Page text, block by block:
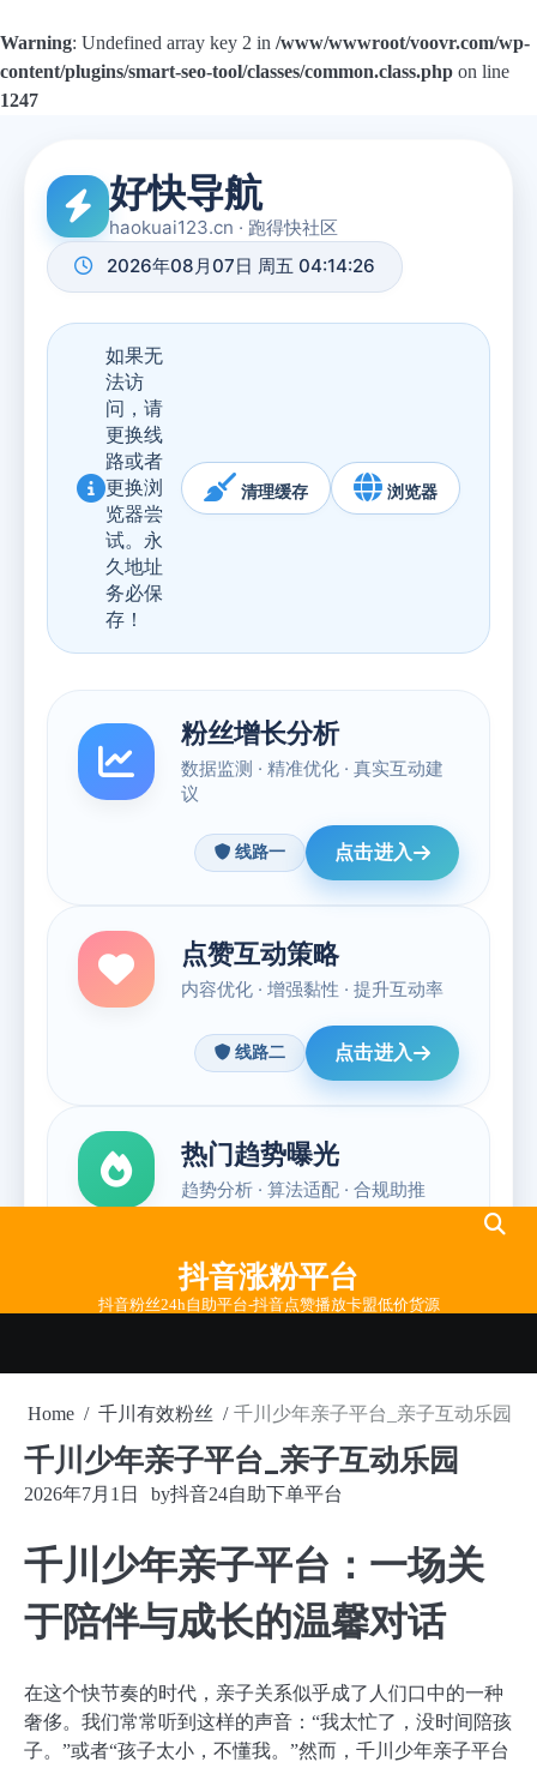
Warning: Undefined array key 2 in /www/wwwroot/voovr.com/wp-
content/plugins/smart-seo-tool/classes/common.class.php on line
1247
抖音涨粉平台
抖音粉丝24h自助平台-抖音点赞播放卡盟低价货源
Home 千川有效粉丝 千川少年亲子平台_亲子互动乐园
千川少年亲子平台_亲子互动乐园
2026年7月1日 by抖音24自助下单平台
千川少年亲子平台：一场关
于陪伴与成长的温馨对话
在这个快节奏的时代，亲子关系似乎成了人们口中的一种
奢侈。我们常常听到这样的声音：“我太忙了，没时间陪孩
子。”或者“孩子太小，不懂我。”然而，千川少年亲子平台